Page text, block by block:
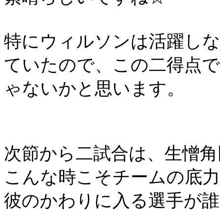
特にウィルソンは活躍し
ていたので、この二得点
ゃないかと思います。
次節から二試合は、生憎
こんな時こそチームの底
彼のかわりに入る選手が